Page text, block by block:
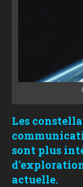
Les
sont plus
actuelle.